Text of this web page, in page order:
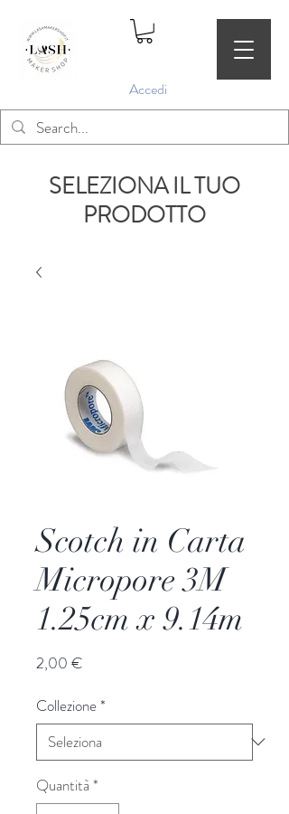
Accedi
SELEZIONA IL TUO
PRODOTTO
Scotch in Carta
Micropore 3M
1.25cm x 9.14m
2,00 €
Collezione*
Quantità *